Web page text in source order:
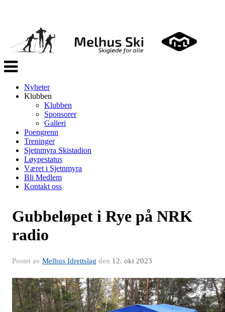
Veksle
navigasjon
Nyheter
Klubben
Klubben
Sponsorer
Galleri
Poengrenn
Treninger
Sjetnmyra Skistadion
Løypestatus
Været i Sjetnmyra
Bli Medlem
Kontakt oss
Gubbeløpet i Rye på NRK
radio
Postet av Melhus Idrettslag den 12. okt 2023